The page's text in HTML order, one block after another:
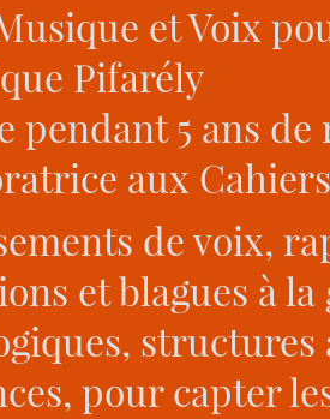
et Voix
Pifarély
pendant 5 ans de
aux
de voix,
et blagues à
structures
pour capter